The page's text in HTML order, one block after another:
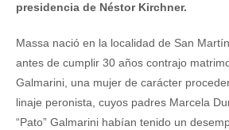
presidencia de Néstor Kirchner.
Massa nació en la localidad de San
antes de cumplir 30 años contrajo
Galmarini, una mujer de carácter
linaje peronista, cuyos padres Marcela
“Pato” Galmarini habían tenido un